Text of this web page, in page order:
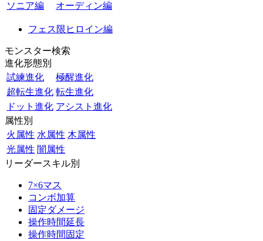
ソニア編
オーディン編
フェス限ヒロイン編
モンスター検索
進化形態別
試練進化
極醒進化
超転生進化 転生進化
ドット進化 アシスト進化
属性別
火属性 水属性 木属性
光属性 闇属性
リーダースキル別
7×6マス
コンボ加算
固定ダメージ
操作時間延長
操作時間固定